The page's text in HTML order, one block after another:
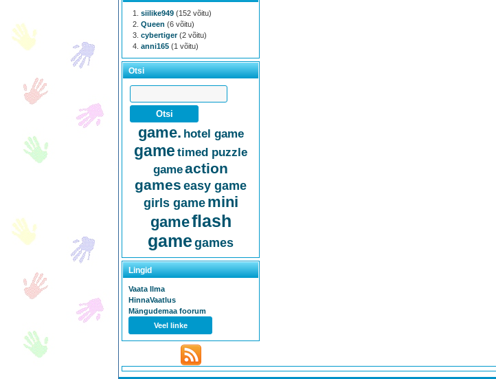
siilike949 (152 võitu)
Queen (6 võitu)
cybertiger(2 võitu)
anni165 (1 võitu)
Otsi
game. hotel game
game timed puzzle
gameaction
games easy game
girls game mini
gameflash
game games
Lingid
Vaata Ilma
HinnaVaatlus
Mängudemaa foorum
Veel linke